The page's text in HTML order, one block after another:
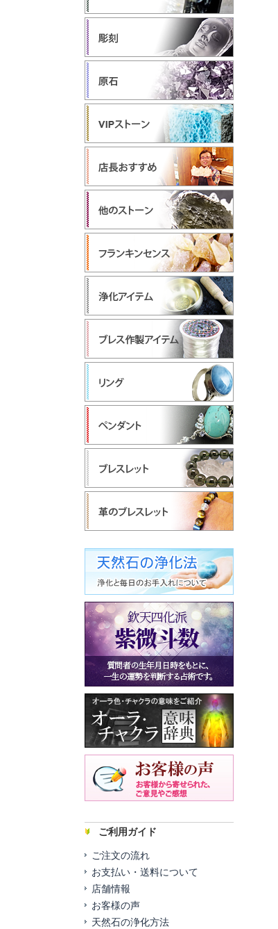
ご利用ガイド
ご注文の流れ
お支払い・送料について
店舗情報
お客様の声
天然石の浄化方法